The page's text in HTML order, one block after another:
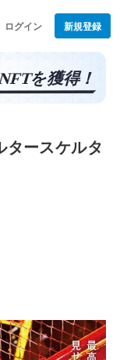
ログイン 新規登録
タースケルタ